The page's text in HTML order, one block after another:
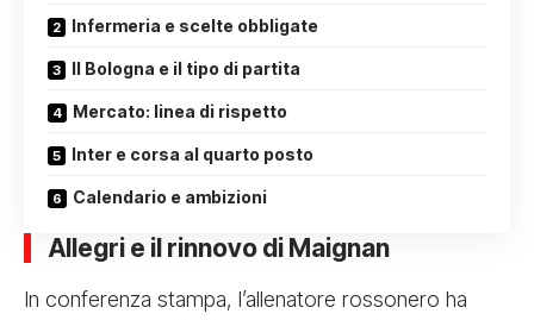
Infermeria e scelte obbligate
Il Bologna e il tipo di partita
Mercato: linea di rispetto
Inter e corsa al quarto posto
Calendario e ambizioni
Allegri e il rinnovo di Maignan
In conferenza stampa, l’allenatore rossonero ha